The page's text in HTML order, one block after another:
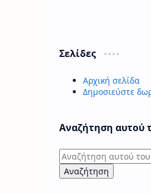
Σελίδες
Αρχική σελίδα
Δημοσιεύστε
Αναζήτηση αυτού